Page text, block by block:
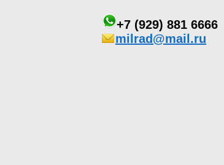
+7 (929) 881 6666
milrad@mail.ru